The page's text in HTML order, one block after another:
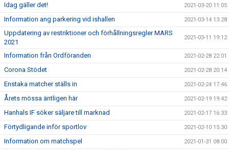
Idag gäller det! 2021-03-20 11:05
Information ang parkering vid ishallen 2021-03-14 13:28
Uppdatering av restriktioner och förhållningsregler MARS
2021
2021-03-11 19:12
Information från Ordföranden 2021-02-28 22:01
Corona Stödet 2021-02-28 20:14
Enstaka matcher ställs in 2021-02-24 17:46
Årets mössa äntligen här 2021-02-19 19:42
Hanhals IF söker säljare till marknad 2021-02-17 16:33
Förtydligande inför sportlov 2021-02-10 15:30
Information om matchspel 2021-01-31 08:00